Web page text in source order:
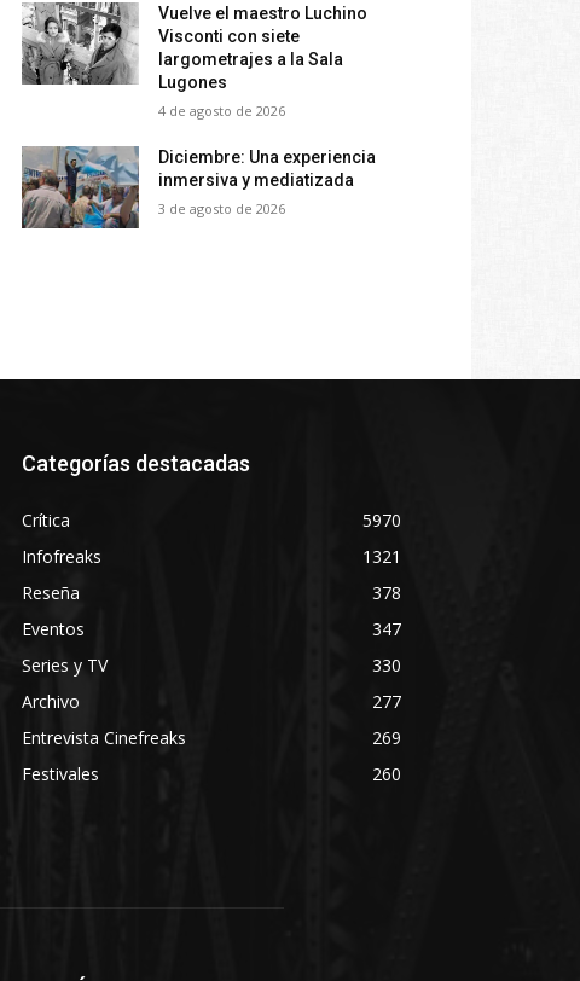
Vuelve el maestro Luchino
Visconti con siete
largometrajes a la Sala
Lugones
4 de agosto de 2026
Diciembre: Una experiencia
inmersiva y mediatizada
3 de agosto de 2026
Categorías destacadas
Crítica
5970
Infofreaks
1321
Reseña
378
Eventos
347
Series y TV
330
Archivo
277
Entrevista Cinefreaks
269
Festivales
260